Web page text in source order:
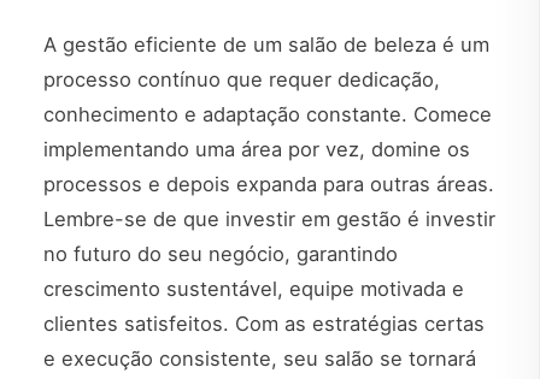
A gestão eficiente de um salão de beleza é um
processo contínuo que requer dedicação,
conhecimento e adaptação constante. Comece
implementando uma área por vez, domine os
processos e depois expanda para outras áreas.
Lembre-se de que investir em gestão é investir
no futuro do seu negócio, garantindo
crescimento sustentável, equipe motivada e
clientes satisfeitos. Com as estratégias certas
e execução consistente, seu salão se tornará